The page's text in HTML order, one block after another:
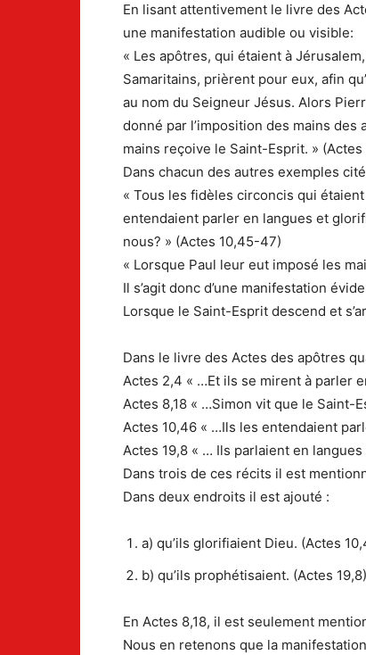
En lisant attentivement le livre des
une manifestation audible ou visible:
« Les apôtres, qui étaient à
Samaritains, prièrent pour eux, afin
au nom du Seigneur Jésus. Alors
donné par l’imposition des mains
mains reçoive le Saint-Esprit. » (Actes
Dans chacun des autres exemples
« Tous les fidèles circoncis qui
entendaient parler en langues et
nous? » (Actes 10,45-47)
« Lorsque Paul leur eut imposé les
Il s’agit donc d’une manifestation
Lorsque le Saint-Esprit descend et
Dans le livre des Actes des apôtres
Actes 2,4 « …Et ils se mirent à parler
Actes 8,18 « …Simon vit que le Saint-
Actes 10,46 « …Ils les entendaient
Actes 19,8 « … Ils parlaient en
Dans trois de ces récits il est
Dans deux endroits il est ajouté :
a) qu’ils glorifiaient Dieu. (Actes
b) qu’ils prophétisaient. (Actes 19,8)
En Actes 8,18, il est seulement
Nous en retenons que la